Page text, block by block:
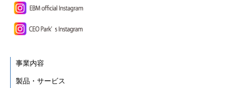
事業内容
製品・サービス